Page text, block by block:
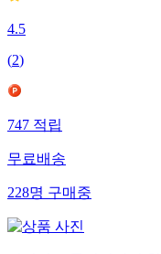
4.5
(2)
747적립
무료배송
228명구매중